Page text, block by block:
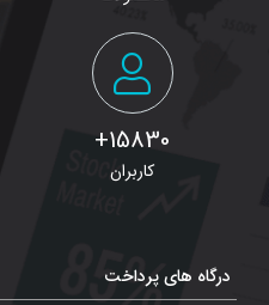
15830+
کاربران
درگاه های پرداخت